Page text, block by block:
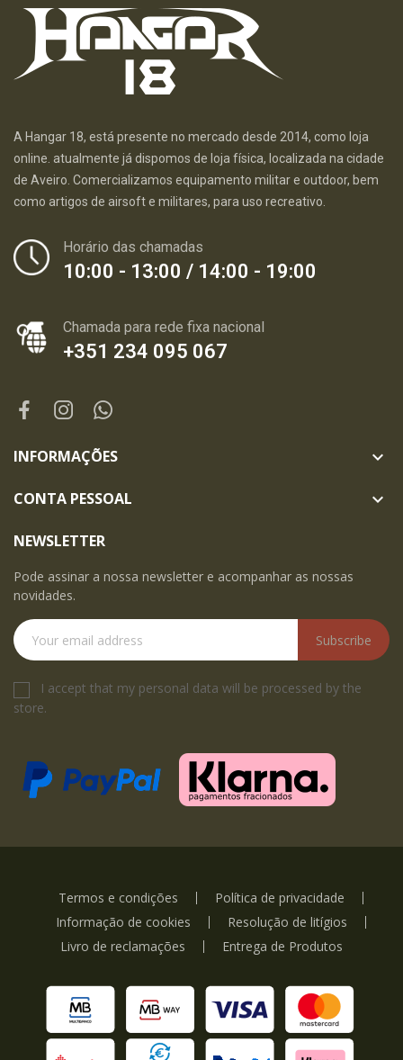
A Hangar 18, está presente no mercado desde 2014, como loja
online. atualmente já dispomos de loja física, localizada na cidade
de Aveiro. Comercializamos equipamento militar e outdoor, bem
como artigos de airsoft e militares, para uso recreativo.
Horário das chamadas
10:00 - 13:00 / 14:00 - 19:00
Chamada para rede fixa nacional
+351 234 095 067
INFORMAÇÕES 
CONTA PESSOAL 
NEWSLETTER
Pode assinar a nossa newsletter e acompanhar as nossas
novidades.
Subscribe
I accept that my personal data will be processed by the
store.
Termos e condições
Política de privacidade
Informação de cookies
Resolução de litígios
Livro de reclamações
Entrega de Produtos